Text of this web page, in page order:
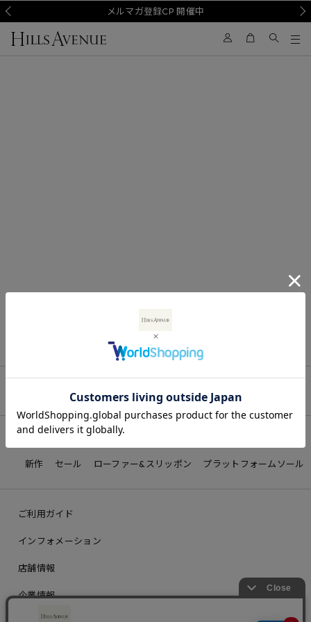
メルマガ登録CP 開催中
新作 セール ローファー&スリッポン プラットフォームソール
ご利用ガイド
インフォメーション
店舗情報
企業情報